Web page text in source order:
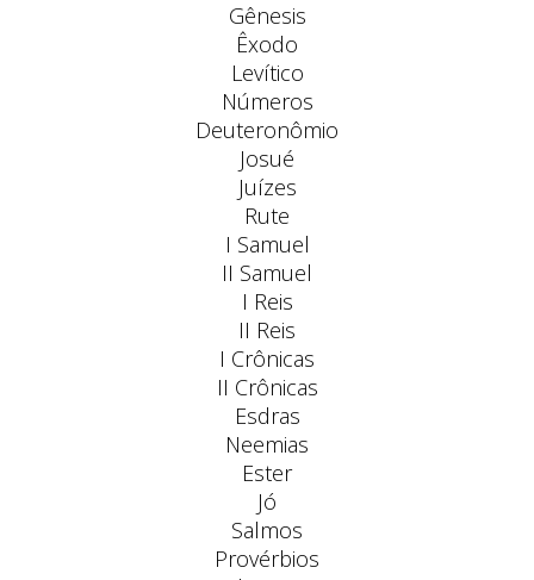
Gênesis
Êxodo
Levítico
Números
Deuteronômio
Josué
Juízes
Rute
I Samuel
II Samuel
I Reis
II Reis
I Crônicas
II Crônicas
Esdras
Neemias
Ester
Jó
Salmos
Provérbios